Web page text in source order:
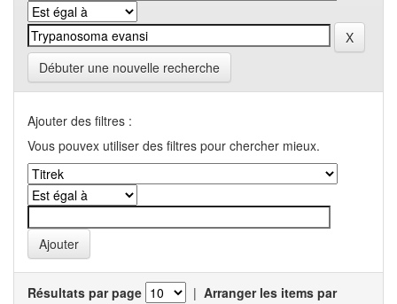
Débuter une nouvelle recherche
Ajouter des filtres :
Vous pouvex utiliser des filtres pour chercher mieux.
Résultats par page | Arranger les items par